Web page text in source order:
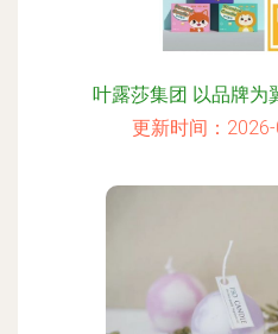
叶露莎集团 以品牌为
更新时间：